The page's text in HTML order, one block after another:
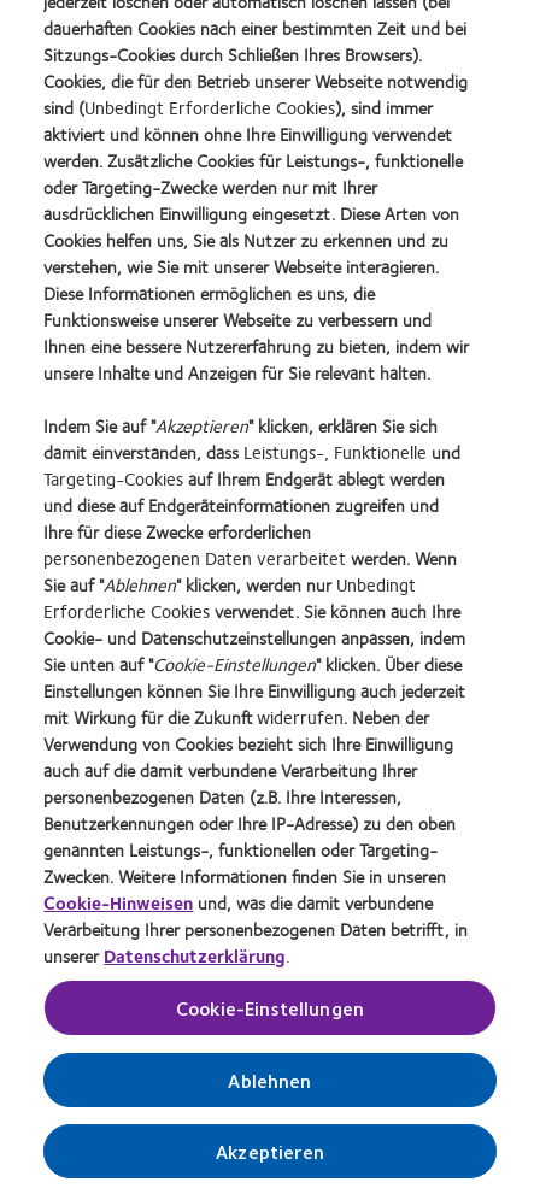
OPTIX® for Astigmatism, Biofinity® toric, ACUVUE®
Advance for Astigmatism and Proclear® Toric. 2.
_CooperVision Datenbestand 2014. Klinische
Bewertung der Biofinity® toric im Vergleich zur AIR
OPTIX® for Astigmatism Kontaktlinsen über einen
Monat der Tragezeit. 3_. CooperVision Datenbestand
2014. Klinische Bewertung der Biofinity® toric im
Vergleich zur ULTRA® for Astigmatism über einen
Monat der Tragezeit. 4. CooperVision Datenbestand
2011. Klinische Bewertung der Biofinity® multifocal im
Vergleich zur ACUVUE®
Oasys for Presbyopia, AIR OPTIX® for Presbyopia und
PureVision® Multi-Focal.
Learn
more
about
Top-
Arbeitgeber
Learn
more
about
Silmo
d’Or-
Preis
für
das
beste
Produkt
mit
MyDay™
(2013)
Learn
more
about
VDCO
Young
Förderer
Learn
more
about
Spectaris
Mitglied
more
about
2019
BCLA
Industry
Award
Winner
Learn
more
about
German
Innovation
Award'22
Produktprogramm
Kontakt
Allgemeine
Geschäftsbedingungen (AGB)
Datenschutzrichtlinie
Nutzungsbedingungen
Cookie Richtlinien
Impressum
Webseiten für
Kontaktlinsenträger
CL-Portal
Einwilligungspräferenzen
verwalten
Informationen zur neuen EU-
Medizinprodukteverordnung
Anmelden
Deutschland (Germany)
© 2026CooperVision|
Teil vonCooperCompanies
dauerhaften Cookies nach einer bestimmten Zeit und bei
Sitzungs-Cookies durch Schließen Ihres Browsers).
Cookies, die für den Betrieb unserer Webseite notwendig
sind (Unbedingt Erforderliche Cookies), sind immer
aktiviert und können ohne Ihre Einwilligung verwendet
werden. Zusätzliche Cookies für Leistungs-, funktionelle
oder Targeting-Zwecke werden nur mit Ihrer
ausdrücklichen Einwilligung eingesetzt. Diese Arten von
Cookies helfen uns, Sie als Nutzer zu erkennen und zu
verstehen, wie Sie mit unserer Webseite interagieren.
Diese Informationen ermöglichen es uns, die
Funktionsweise unserer Webseite zu verbessern und
Ihnen eine bessere Nutzererfahrung zu bieten, indem wir
unsere Inhalte und Anzeigen für Sie relevant halten.
Indem Sie auf "Akzeptieren" klicken, erklären Sie sich
damit einverstanden, dass Leistungs-, Funktionelle und
Targeting-Cookiesauf Ihrem Endgerät ablegt werden
und diese auf Endgeräteinformationen zugreifen und
Ihre für diese Zwecke erforderlichen
personenbezogenen Daten verarbeitet werden. Wenn
Sie auf "Ablehnen" klicken, werden nurUnbedingt
Erforderliche Cookiesverwendet. Sie können auch Ihre
Cookie- und Datenschutzeinstellungen anpassen, indem
Sie unten auf "Cookie-Einstellungen" klicken. Über diese
Einstellungen können Sie Ihre Einwilligung auch jederzeit
mit Wirkung für die Zukunftwiderrufen. Neben der
Verwendung von Cookies bezieht sich Ihre Einwilligung
auch auf die damit verbundene Verarbeitung Ihrer
personenbezogenen Daten (z.B. Ihre Interessen,
Benutzerkennungen oder Ihre IP-Adresse) zu den oben
genannten Leistungs-, funktionellen oder Targeting-
Zwecken. Weitere Informationen finden Sie in unseren
Cookie-Hinweisen und, was die damit verbundene
Verarbeitung Ihrer personenbezogenen Daten betrifft, in
unsererDatenschutzerklärung.
Cookie-Einstellungen
Ablehnen
Akzeptieren